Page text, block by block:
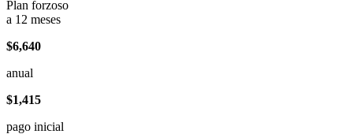
Plan forzoso
a 12 meses
$6,640
anual
$1,415
pago inicial